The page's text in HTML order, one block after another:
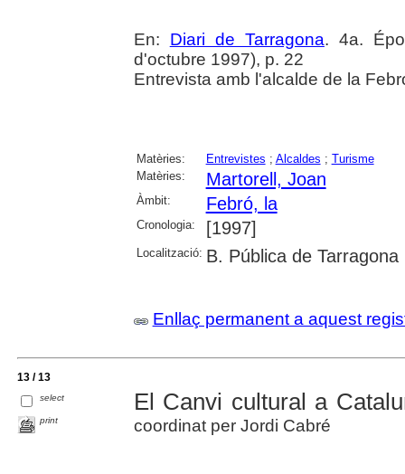
En: Diari de Tarragona. 4a.
d'octubre 1997), p. 22
Entrevista amb l'alcalde de la
Matèries: Entrevistes ; Alcaldes ; Turisme
Matèries:
Martorell, Joan
Àmbit: Febró, la
Cronologia: [1997]
Localització: B. Pública de Tarragona
Enllaç permanent a aquest
13 / 13
select
print
El Canvi cultural a
coordinat per Jordi Cabré